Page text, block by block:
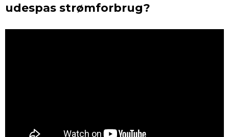
udespas strømforbrug?